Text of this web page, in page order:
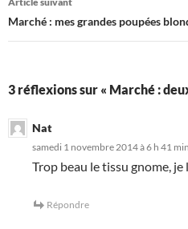
Marché : mes grandes poupées
3 réflexions sur « Marché :
Nat
samedi 1 novembre 2014 à 6 h 41 min
Trop beau le tissu gnome, je
Répondre